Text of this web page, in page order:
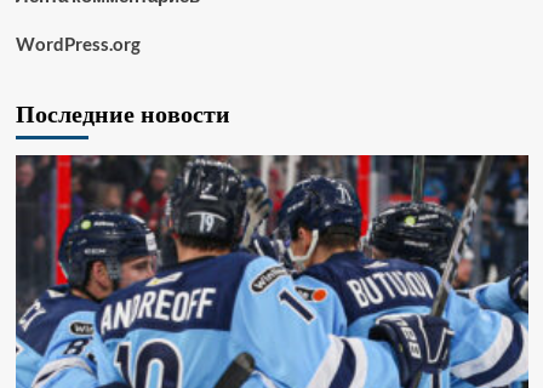
WordPress.org
Последние новости